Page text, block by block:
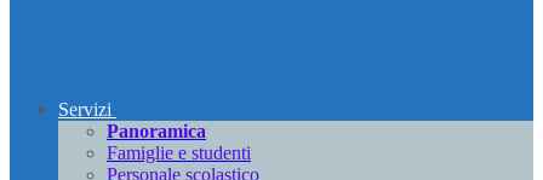
Servizi
Panoramica
Famiglie e studenti
Personale scolastico